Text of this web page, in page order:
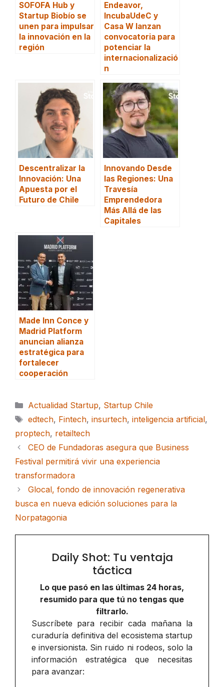
SOFOFA Hub y
Startup Biobío se
unen para impulsar
la innovación en la
región
Endeavor,
IncubaUdeC y
Casa W lanzan
convocatoria para
potenciar la
internacionalizació
n
Descentralizar la
Innovación: Una
Apuesta por el
Futuro de Chile
Innovando Desde
las Regiones: Una
Travesía
Emprendedora
Más Allá de las
Capitales
Made Inn Conce y
Madrid Platform
anuncian alianza
estratégica para
fortalecer
cooperación
Categorías
Actualidad Startup, Startup Chile
Etiquetas
edtech, Fintech, insurtech, inteligencia artificial,
proptech, retailtech
CEO de Fundadoras asegura que Business
Festival permitirá vivir una experiencia
transformadora
Glocal, fondo de innovación regenerativa
busca en nueva edición soluciones para la
Norpatagonia
Daily Shot: Tu ventaja
táctica
Lo que pasó en las últimas 24 horas,
resumido para que tú no tengas que
filtrarlo.
Suscríbete para recibir cada mañana la
curaduría definitiva del ecosistema startup
e inversionista. Sin ruido ni rodeos, solo la
información estratégica que necesitas
para avanzar: